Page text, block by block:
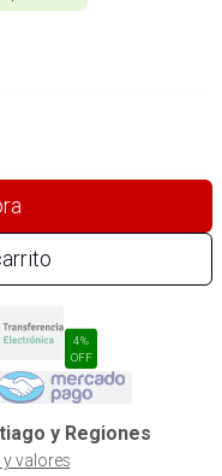
4%
OFF
y Regiones
valores